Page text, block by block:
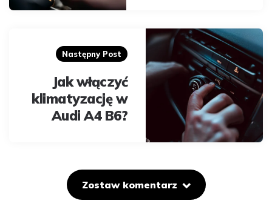
Następny Post
Jak włączyć
klimatyzację w
Audi A4 B6?
Zostaw komentarz